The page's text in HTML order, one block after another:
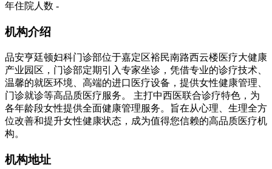
年住院人数 -
机构介绍
品安亨廷顿妇科门诊部位于嘉定区裕民南路西云楼医疗大健康
产业园区，门诊部定期引入专家坐诊，凭借专业的诊疗技术、
温馨的就医环境、高端的进口医疗设备，提供女性健康管理、
门诊就诊等高品质医疗服务。 主打中西医联合诊疗特色，为
各年龄段女性提供全面健康管理服务。旨在从心理、生理全方
位改善和提升女性健康状态，成为值得您信赖的高品质医疗机
构。
机构地址